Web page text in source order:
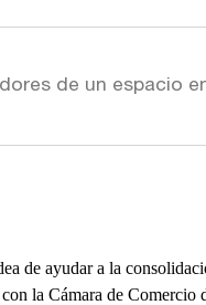
de un espacio
de ayudar a la
la Cámara de Comercio